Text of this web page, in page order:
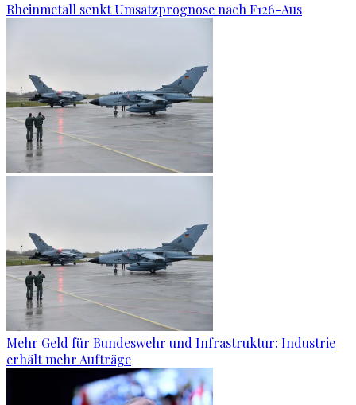
Rheinmetall senkt Umsatzprognose nach F126-Aus
Mehr Geld für Bundeswehr und Infrastruktur: Industrie
erhält mehr Aufträge